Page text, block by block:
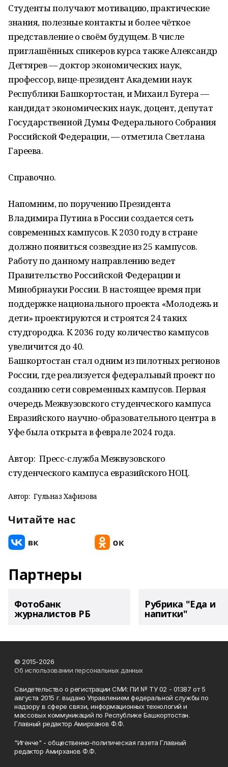
Студенты получают мотивацию, практические
знания, полезные контакты и более чёткое
представление о своём будущем. В числе
приглашённых спикеров курса также Александр
Дегтярев — доктор экономических наук,
профессор, вице-президент Академии наук
Республики Башкортостан, и Михаил Бугера —
кандидат экономических наук, доцент, депутат
Государственной Думы Федерального Собрания
Российской Федерации, — отметила Светлана
Гареева.
Справочно.
Напомним, по поручению Президента
Владимира Путина в России создается сеть
современных кампусов. К 2030 году в стране
должно появиться созвездие из 25 кампусов.
Работу по данному направлению ведет
Правительство Российской Федерации и
Минобрнауки России. В настоящее время при
поддержке национального проекта «Молодежь и
дети» проектируются и строятся 24 таких
студгородка. К 2036 году количество кампусов
увеличится до 40.
Башкортостан стал одним из пилотных регионов
России, где реализуется федеральный проект по
созданию сети современных кампусов. Первая
очередь Межвузовского студенческого кампуса
Евразийского научно-образовательного центра в
Уфе была открыта в феврале 2024 года.
Автор: Пресс-служба Межвузовского
студенческого кампуса евразийского НОЦ.
Автор: Гульназ Хафизова
Читайте нас
Партнеры
Фотобанк
журналистов РБ
Рубрика "Еда и
напитки"
© 2015-2026
Об использовании персональных данных
Свидетельство о регистрации СМИ: ПИ № ТУ 02 - 01387 от 5
августа 2015 г. выдано Управлением федеральной службы по
надзору в сфере связи, информационных технологий и
массовых коммуникаций по Республике Башкортостан.
Главный редактор Амирханов Ф.Ф.
"Игенче" - общественно-политическая газета Главный
редактор Амирханов Ф.Ф.